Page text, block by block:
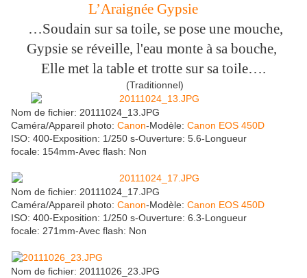
L’Araignée Gypsie
…Soudain sur sa toile, se pose une mouche,
Gypsie se réveille, l'eau monte à sa bouche,
Elle met la table et trotte sur sa toile….
(Traditionnel)
Nom de fichier: 20111024_13.JPG
Caméra/Appareil photo: Canon-Modèle: Canon EOS 450D
ISO: 400-Exposition: 1/250 s-Ouverture: 5.6-Longueur
focale: 154mm-Avec flash: Non
Nom de fichier: 20111024_17.JPG
Caméra/Appareil photo: Canon-Modèle: Canon EOS 450D
ISO: 400-Exposition: 1/250 s-Ouverture: 6.3-Longueur
focale: 271mm-Avec flash: Non
Nom de fichier: 20111026_23.JPG